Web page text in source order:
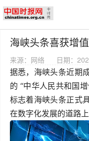
海峡头条喜获增
来源：网络
日期：
据悉，海峡头条近期
的 “中华人民共和国
标志着海峡头条正式
在数字化发展的道路